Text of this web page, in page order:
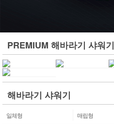
PREMIUM 해바라기 샤워기
해바라기 샤워기
일체형 매립형